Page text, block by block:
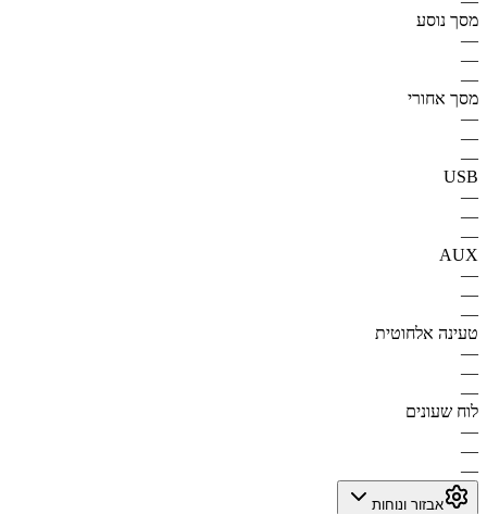
מסך נוסע
—
—
—
מסך אחורי
—
—
—
USB
—
—
—
AUX
—
—
—
טעינה אלחוטית
—
—
—
לוח שעונים
—
—
—
אבזור ונוחות